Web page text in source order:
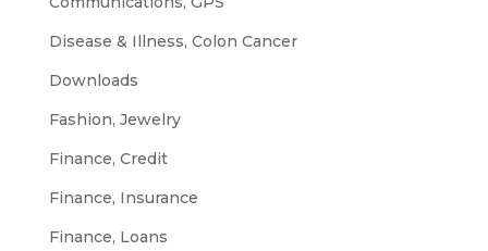
Disease & Illness, Colon Cancer
Downloads
Fashion, Jewelry
Finance, Credit
Finance, Insurance
Finance, Loans